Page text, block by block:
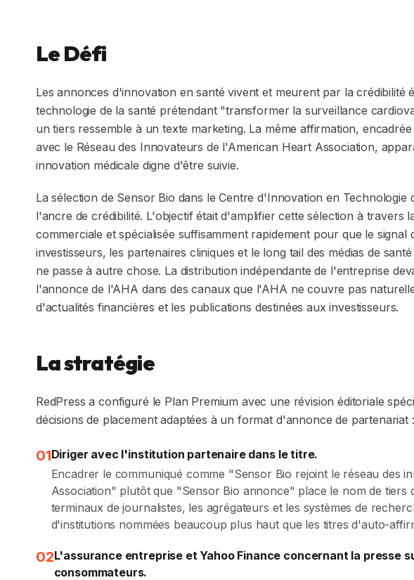
Le Défi
Les annonces d'innovation en santé vivent et meurent par la crédibilité
technologie de la santé prétendant "transformer la surveillance
un tiers ressemble à un texte marketing. La même affirmation,
avec le Réseau des Innovateurs de l'American Heart Association,
innovation médicale digne d'être suivie.
La sélection de Sensor Bio dans le Centre d'Innovation en Technologie
l'ancre de crédibilité. L'objectif était d'amplifier cette sélection à travers
commerciale et spécialisée suffisamment rapidement pour que le signal
investisseurs, les partenaires cliniques et le long tail des médias de
ne passe à autre chose. La distribution indépendante de l'entreprise
l'annonce de l'AHA dans des canaux que l'AHA ne couvre pas
d'actualités financières et les publications destinées aux investisseurs.
La stratégie
RedPress a configuré le Plan Premium avec une révision éditoriale
décisions de placement adaptées à un format d'annonce de partenariat :
01Diriger avec l'institution partenaire dans le titre.
Encadrer le communiqué comme "Sensor Bio rejoint le réseau des
Association" plutôt que "Sensor Bio annonce" place le nom de tiers
terminaux de journalistes, les agrégateurs et les systèmes de
d'institutions nommées beaucoup plus haut que les titres d'auto-
02L'assurance entreprise et Yahoo Finance concernant la presse
consommateurs.